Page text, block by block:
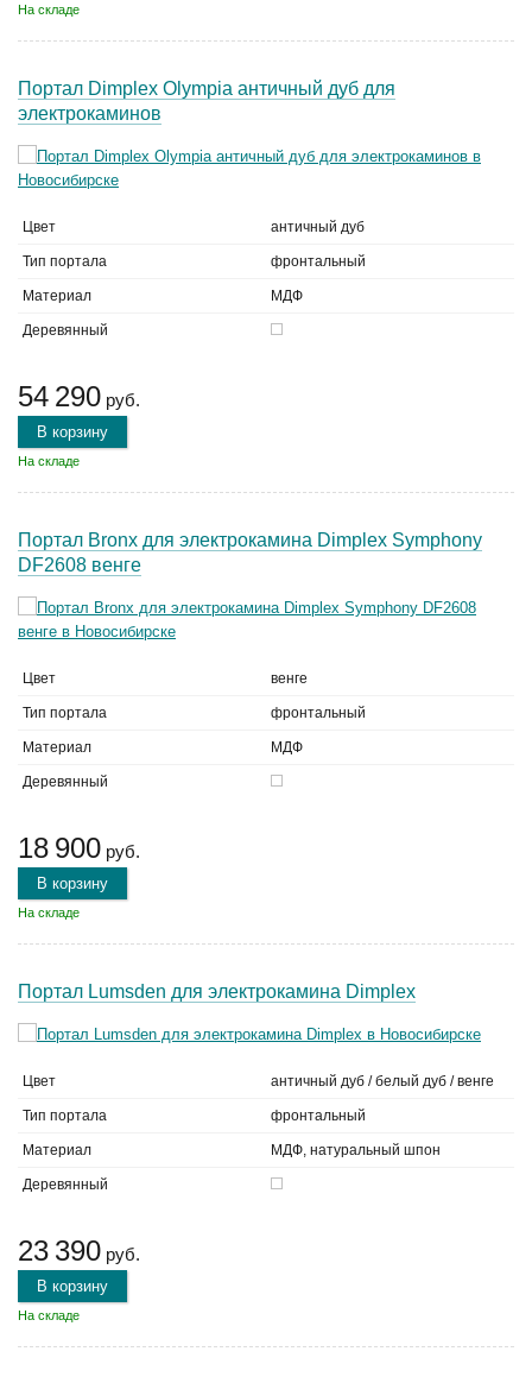
На складе
Портал Dimplex Olympia античный дуб для
электрокаминов
Цвет античный дуб
Тип портала фронтальный
Материал МДФ
Деревянный
54 290 руб.
В корзину
На складе
Портал Bronx для электрокамина Dimplex Symphony
DF2608 венге
Цвет венге
Тип портала фронтальный
Материал МДФ
Деревянный
18 900 руб.
В корзину
На складе
Портал Lumsden для электрокамина Dimplex
Цвет античный дуб / белый дуб / венге
Тип портала фронтальный
Материал МДФ, натуральный шпон
Деревянный
23 390 руб.
В корзину
На складе